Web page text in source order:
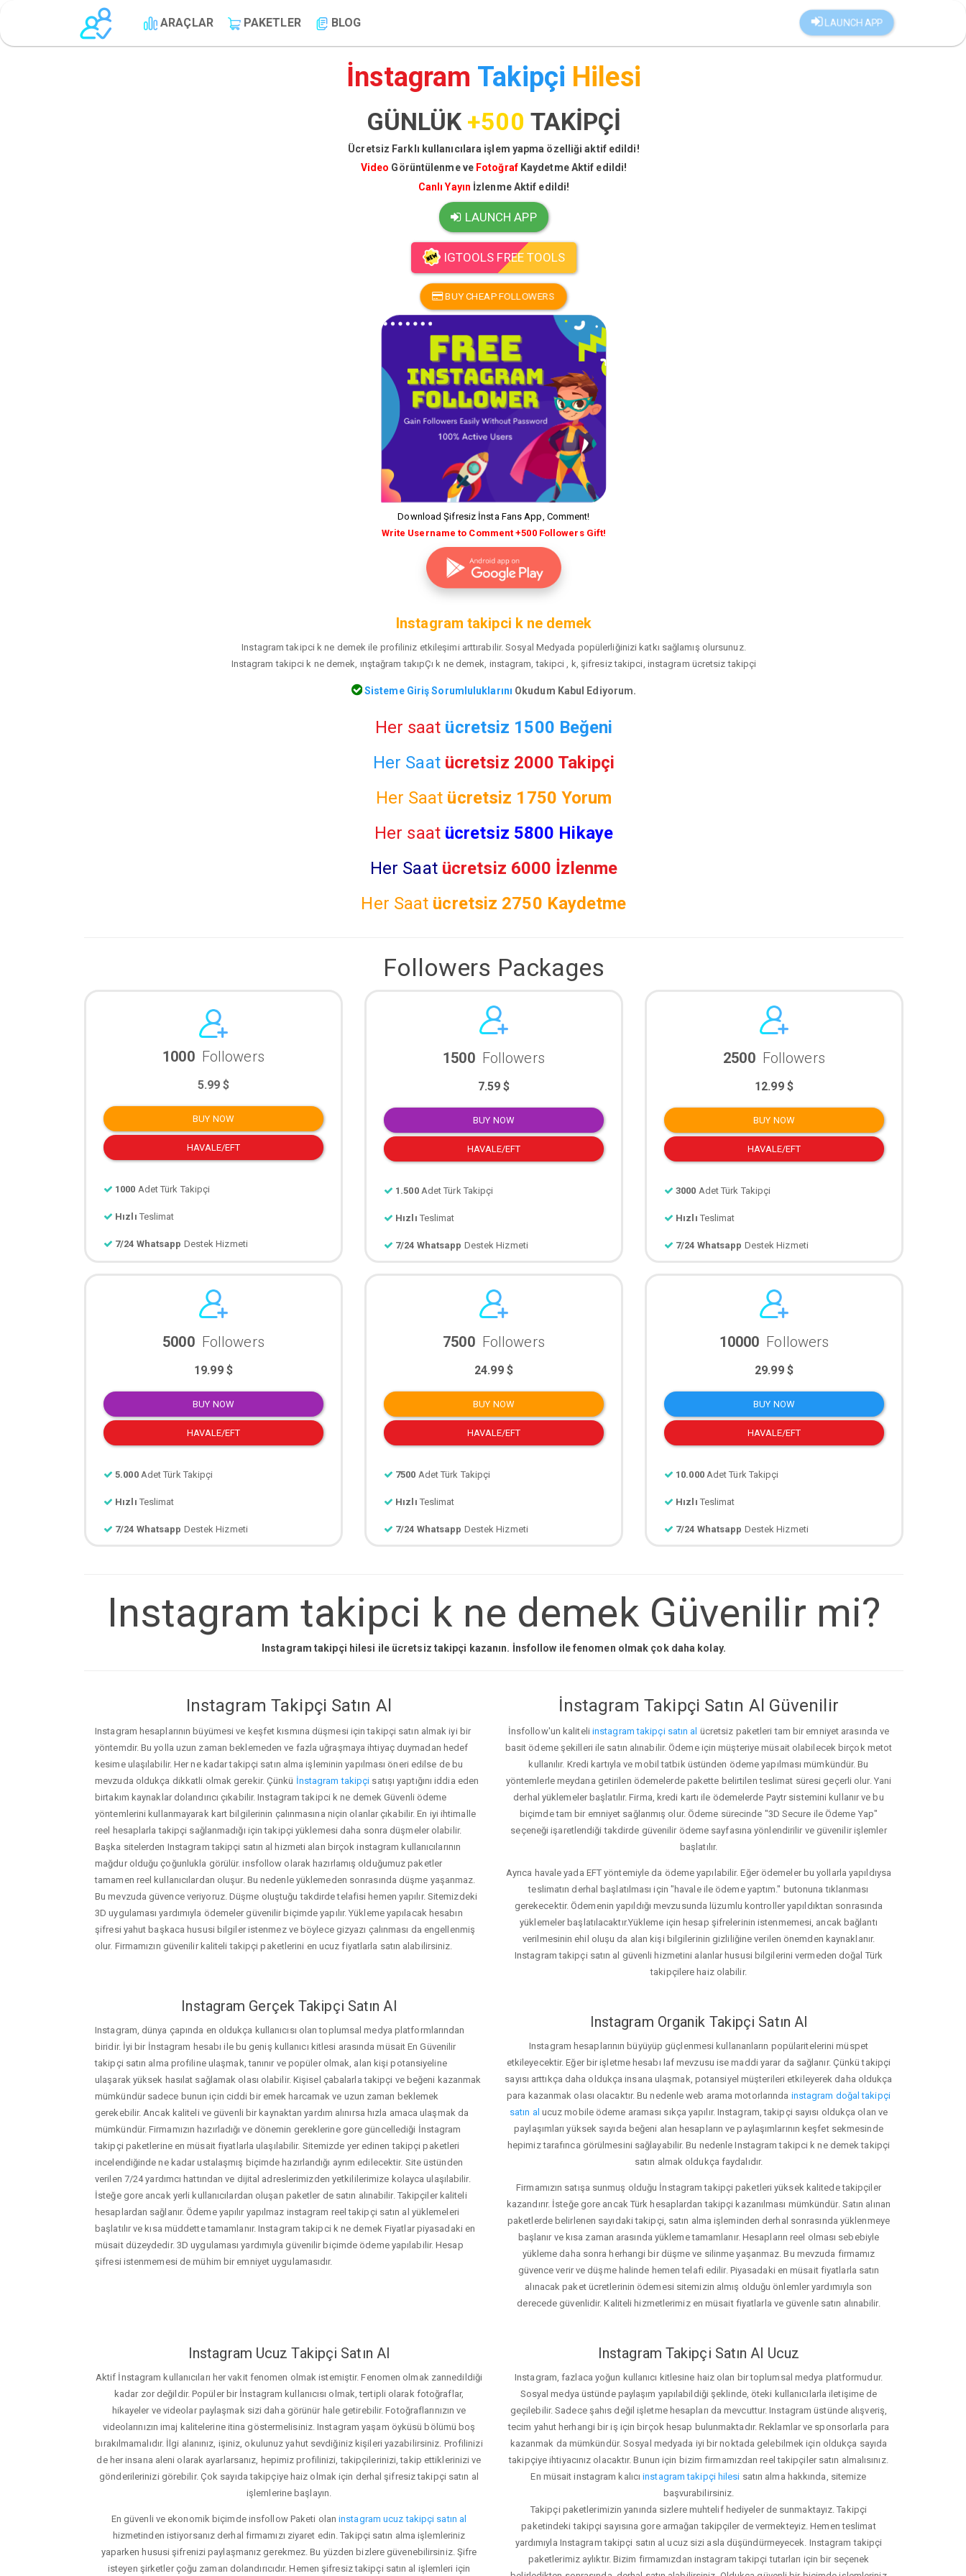
LAUNCH APP
ARAÇLAR PAKETLER BLOG
İnstagram Takipçi Hilesi
GÜNLÜK +500 TAKİPÇİ
Ücretsiz Farklı kullanıcılara işlem yapma özelliği aktif edildi!
Video Görüntülenme ve Fotoğraf Kaydetme Aktif edildi!
Canlı Yayın İzlenme Aktif edildi!
LAUNCH APP
IGTOOLS FREE TOOLS
BUY CHEAP FOLLOWERS
Download Şifresiz İnsta Fans App, Comment!
Write Username to Comment +500 Followers Gift!
Instagram takipci k ne demek
Instagram takipci k ne demek ile profiliniz etkileşimi arttırabilir. Sosyal Medyada popülerliğinizi katkı sağlamış olursunuz.
Instagram takipci k ne demek, ınştağram takıpÇı k ne demek, instagram, takipci , k, şifresiz takipci, instagram ücretsiz takipçi
Sisteme Giriş Sorumluluklarını Okudum Kabul Ediyorum.
Her saat ücretsiz 1500 Beğeni
Her Saat ücretsiz 2000 Takipçi
Her Saat ücretsiz 1750 Yorum
Her saat ücretsiz 5800 Hikaye
Her Saat ücretsiz 6000 İzlenme
Her Saat ücretsiz 2750 Kaydetme
Followers Packages
1000 Followers
5.99 $
BUY NOW
HAVALE/EFT
1000 Adet Türk Takipçi
Hızlı Teslimat
7/24 Whatsapp Destek Hizmeti
1500 Followers
7.59 $
BUY NOW
HAVALE/EFT
1.500 Adet Türk Takipçi
Hızlı Teslimat
7/24 Whatsapp Destek Hizmeti
2500 Followers
12.99 $
BUY NOW
HAVALE/EFT
3000 Adet Türk Takipçi
Hızlı Teslimat
7/24 Whatsapp Destek Hizmeti
5000 Followers
19.99 $
BUY NOW
HAVALE/EFT
5.000 Adet Türk Takipçi
Hızlı Teslimat
7/24 Whatsapp Destek Hizmeti
7500 Followers
24.99 $
BUY NOW
HAVALE/EFT
7500 Adet Türk Takipçi
Hızlı Teslimat
7/24 Whatsapp Destek Hizmeti
10000 Followers
29.99 $
BUY NOW
HAVALE/EFT
10.000 Adet Türk Takipçi
Hızlı Teslimat
7/24 Whatsapp Destek Hizmeti
Instagram takipci k ne demek Güvenilir mi?
Instagram takipçi hilesi ile ücretsiz takipçi kazanın. İnsfollow ile fenomen olmak çok daha kolay.
Instagram Takipçi Satın Al
Instagram hesaplarının büyümesi ve keşfet kısmına düşmesi için takipçi satın almak iyi bir
yöntemdir. Bu yolla uzun zaman beklemeden ve fazla uğraşmaya ihtiyaç duymadan hedef
kesime ulaşılabilir. Her ne kadar takipçi satın alma işleminin yapılması öneri edilse de bu
mevzuda oldukça dikkatli olmak gerekir. Çünkü İnstagram takipçi satışı yaptığını iddia eden
birtakım kaynaklar dolandırıcı çıkabilir. Instagram takipci k ne demek Güvenli ödeme
yöntemlerini kullanmayarak kart bilgilerinin çalınmasına niçin olanlar çıkabilir. En iyi ihtimalle
reel hesaplarla takipçi sağlanmadığı için takipçi yüklemesi daha sonra düşmeler olabilir.
Başka sitelerden Instagram takipçi satın al hizmeti alan birçok instagram kullanıcılarının
mağdur olduğu çoğunlukla görülür. insfollow olarak hazırlamış olduğumuz paketler
tamamen reel kullanıcılardan oluşur. Bu nedenle yüklemeden sonrasında düşme yaşanmaz.
Bu mevzuda güvence veriyoruz. Düşme oluştuğu takdirde telafisi hemen yapılır. Sitemizdeki
3D uygulaması yardımıyla ödemeler güvenilir biçimde yapılır. Yükleme yapılacak hesabın
şifresi yahut başkaca hususi bilgiler istenmez ve böylece gizyazı çalınması da engellenmiş
olur. Firmamızın güvenilir kaliteli takipçi paketlerini en ucuz fiyatlarla satın alabilirsiniz.
İnstagram Takipçi Satın Al Güvenilir
İnsfollow'un kaliteli instagram takipçi satın al ücretsiz paketleri tam bir emniyet arasında ve
basit ödeme şekilleri ile satın alınabilir. Ödeme için müşteriye müsait olabilecek birçok metot
kullanılır. Kredi kartıyla ve mobil tatbik üstünden ödeme yapılması mümkündür. Bu
yöntemlerle meydana getirilen ödemelerde pakette belirtilen teslimat süresi geçerli olur. Yani
derhal yüklemeler başlatılır. Firma, kredi kartı ile ödemelerde Paytr sistemini kullanır ve bu
biçimde tam bir emniyet sağlanmış olur. Ödeme sürecinde "3D Secure ile Ödeme Yap"
seçeneği işaretlendiği takdirde güvenilir ödeme sayfasına yönlendirilir ve güvenilir işlemler
başlatılır.
Ayrıca havale yada EFT yöntemiyle da ödeme yapılabilir. Eğer ödemeler bu yollarla yapıldıysa
teslimatın derhal başlatılması için "havale ile ödeme yaptım." butonuna tıklanması
gerekecektir. Ödemenin yapıldığı mevzusunda lüzumlu kontroller yapıldıktan sonrasında
yüklemeler başlatılacaktır.Yükleme için hesap şifrelerinin istenmemesi, ancak bağlantı
verilmesinin ehil oluşu da alan kişi bilgilerinin gizliliğine verilen önemden kaynaklanır.
Instagram takipçi satın al güvenli hizmetini alanlar hususi bilgilerini vermeden doğal Türk
takipçilere haiz olabilir.
Instagram Gerçek Takipçi Satın Al
Instagram, dünya çapında en oldukça kullanıcısı olan toplumsal medya platformlarından
biridir. İyi bir İnstagram hesabı ile bu geniş kullanıcı kitlesi arasında müsait En Güvenilir
takipçi satın alma profiline ulaşmak, tanınır ve popüler olmak, alan kişi potansiyeline
ulaşarak yüksek hasılat sağlamak olası olabilir. Kişisel çabalarla takipçi ve beğeni kazanmak
mümkündür sadece bunun için ciddi bir emek harcamak ve uzun zaman beklemek
gerekebilir. Ancak kaliteli ve güvenli bir kaynaktan yardım alınırsa hızla amaca ulaşmak da
mümkündür. Firmamızın hazırladığı ve dönemin gereklerine gore güncellediği İnstagram
takipçi paketlerine en müsait fiyatlarla ulaşılabilir. Sitemizde yer edinen takipçi paketleri
incelendiğinde ne kadar ustalaşmış biçimde hazırlandığı ayrım edilecektir. Site üstünden
verilen 7/24 yardımcı hattından ve dijital adreslerimizden yetkililerimize kolayca ulaşılabilir.
İsteğe gore ancak yerli kullanıcılardan oluşan paketler de satın alınabilir. Takipçiler kaliteli
hesaplardan sağlanır. Ödeme yapılır yapılmaz instagram reel takipçi satın al yüklemeleri
başlatılır ve kısa müddette tamamlanır. Instagram takipci k ne demek Fiyatlar piyasadaki en
müsait düzeydedir. 3D uygulaması yardımıyla güvenilir biçimde ödeme yapılabilir. Hesap
şifresi istenmemesi de mühim bir emniyet uygulamasıdır.
Instagram Organik Takipçi Satın Al
Instagram hesaplarının büyüyüp güçlenmesi kullananların popülaritelerini müspet
etkileyecektir. Eğer bir işletme hesabı laf mevzusu ise maddi yarar da sağlanır. Çünkü takipçi
sayısı arttıkça daha oldukça insana ulaşmak, potansiyel müşterileri etkileyerek daha oldukça
para kazanmak olası olacaktır. Bu nedenle web arama motorlarında instagram doğal takipçi
satın al ucuz mobile ödeme araması sıkça yapılır. Instagram, takipçi sayısı oldukça olan ve
paylaşımları yüksek sayıda beğeni alan hesapların ve paylaşımlarının keşfet sekmesinde
hepimiz tarafınca görülmesini sağlayabilir. Bu nedenle Instagram takipci k ne demek takipçi
satın almak oldukça faydalıdır.
Firmamızın satışa sunmuş olduğu İnstagram takipçi paketleri yüksek kalitede takipçiler
kazandırır. İsteğe gore ancak Türk hesaplardan takipçi kazanılması mümkündür. Satın alınan
paketlerde belirlenen sayıdaki takipçi, satın alma işleminden derhal sonrasında yüklenmeye
başlanır ve kısa zaman arasında yükleme tamamlanır. Hesapların reel olması sebebiyle
yükleme daha sonra herhangi bir düşme ve silinme yaşanmaz. Bu mevzuda firmamız
güvence verir ve düşme halinde hemen telafi edilir. Piyasadaki en müsait fiyatlarla satın
alınacak paket ücretlerinin ödemesi sitemizin almış olduğu önlemler yardımıyla son
derecede güvenlidir. Kaliteli hizmetlerimiz en müsait fiyatlarla ve güvenle satın alınabilir.
Instagram Ucuz Takipçi Satın Al
Aktif İnstagram kullanıcıları her vakit fenomen olmak istemiştir. Fenomen olmak zannedildiği
kadar zor değildir. Popüler bir İnstagram kullanıcısı olmak, tertipli olarak fotoğraflar,
hikayeler ve videolar paylaşmak sizi daha görünür hale getirebilir. Fotoğraflarınızın ve
videolarınızın imaj kalitelerine itina göstermelisiniz. Instagram yaşam öyküsü bölümü boş
bırakılmamalıdır. İlgi alanınız, işiniz, okulunuz yahut sevdiğiniz kişileri yazabilirsiniz. Profilinizi
de her insana aleni olarak ayarlarsanız, hepimiz profilinizi, takipçilerinizi, takip ettiklerinizi ve
gönderilerinizi görebilir. Çok sayıda takipçiye haiz olmak için derhal şifresiz takipçi satın al
işlemlerine başlayın.
En güvenli ve ekonomik biçimde insfollow Paketi olaninstagram ucuz takipçi satın al
hizmetinden istiyorsanız derhal firmamızı ziyaret edin. Takipçi satın alma işlemleriniz
yaparken hususi şifrenizi paylaşmanız gerekmez. Bu yüzden bizlere güvenebilirsiniz. Şifre
isteyen şirketler çoğu zaman dolandırıcıdır. Hemen şifresiz takipçi satın al işlemleri için
Instagram Takipçi Satın Al Ucuz
Instagram, fazlaca yoğun kullanıcı kitlesine haiz olan bir toplumsal medya platformudur.
Sosyal medya üstünde paylaşım yapılabildiği şeklinde, öteki kullanıcılarla iletişime de
geçilebilir. Sadece şahıs değil işletme hesapları da mevcuttur. Instagram üstünde alışveriş,
tecim yahut herhangi bir iş için birçok hesap bulunmaktadır. Reklamlar ve sponsorlarla para
kazanmak da mümkündür. Sosyal medyada iyi bir noktada gelebilmek için oldukça sayıda
takipçiye ihtiyacınız olacaktır. Bunun için bizim firmamızdan reel takipçiler satın almalısınız.
En müsait instagram kalıcıinstagram takipçi hilesi satın alma hakkında, sitemize
başvurabilirsiniz.
Takipçi paketlerimizin yanında sizlere muhtelif hediyeler de sunmaktayız. Takipçi
paketindeki takipçi sayısına gore armağan takipçiler de vermekteyiz. Hemen teslimat
yardımıyla Instagram takipçi satın al ucuz sizi asla düşündürmeyecek. Instagram takipçi
paketlerimiz aylıktır. Bizim firmamızdan instagram takipçi tutarları için bir seçenek